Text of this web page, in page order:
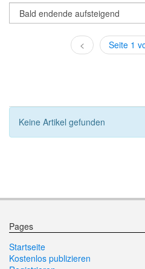
< Seite 1
Keine Artikel gefunden
Pages
Startseite
Kostenlos publizieren